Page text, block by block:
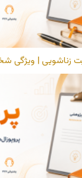
زناشویی |